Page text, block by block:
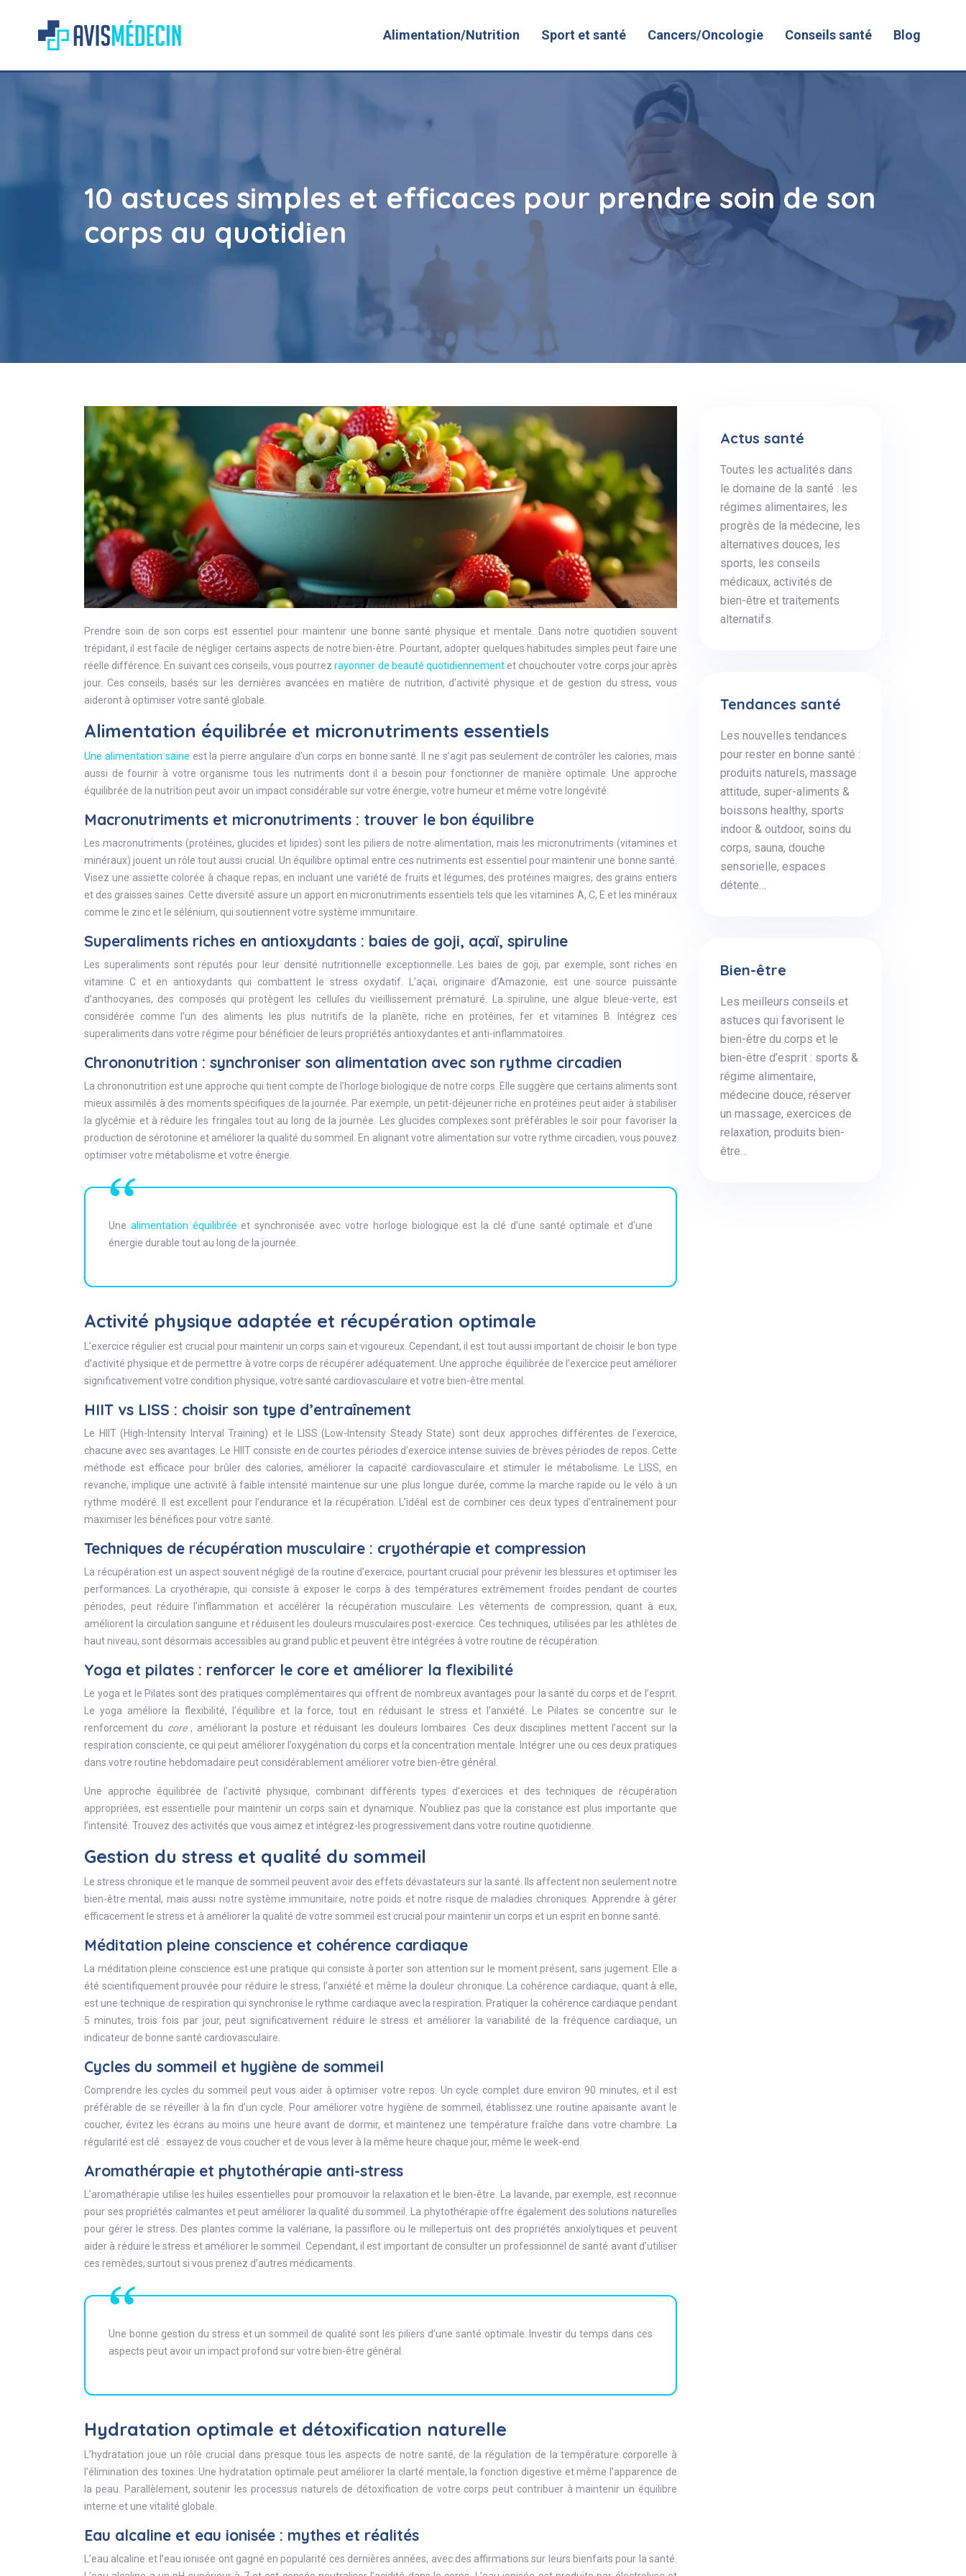
Alimentation/Nutrition Sport et santé Cancers/Oncologie Conseils santé Blog
10 astuces simples et efficaces pour prendre soin de son
corps au quotidien
Prendre soin de son corps est essentiel pour maintenir une bonne santé physique et mentale. Dans notre quotidien souvent
trépidant, il est facile de négliger certains aspects de notre bien-être. Pourtant, adopter quelques habitudes simples peut faire une
réelle différence. En suivant ces conseils, vous pourrezrayonner de beauté quotidiennementet chouchouter votre corps jour après
jour. Ces conseils, basés sur les dernières avancées en matière de nutrition, d’activité physique et de gestion du stress, vous
aideront à optimiser votre santé globale.
Alimentation équilibrée et micronutriments essentiels
Une alimentation saine est la pierre angulaire d’un corps en bonne santé. Il ne s’agit pas seulement de contrôler les calories, mais
aussi de fournir à votre organisme tous les nutriments dont il a besoin pour fonctionner de manière optimale. Une approche
équilibrée de la nutrition peut avoir un impact considérable sur votre énergie, votre humeur et même votre longévité.
Macronutriments et micronutriments : trouver le bon équilibre
Les macronutriments (protéines, glucides et lipides) sont les piliers de notre alimentation, mais les micronutriments (vitamines et
minéraux) jouent un rôle tout aussi crucial. Un équilibre optimal entre ces nutriments est essentiel pour maintenir une bonne santé.
Visez une assiette colorée à chaque repas, en incluant une variété de fruits et légumes, des protéines maigres, des grains entiers
et des graisses saines. Cette diversité assure un apport en micronutriments essentiels tels que les vitamines A, C, E et les minéraux
comme le zinc et le sélénium, qui soutiennent votre système immunitaire.
Superaliments riches en antioxydants : baies de goji, açaï, spiruline
Les superaliments sont réputés pour leur densité nutritionnelle exceptionnelle. Les baies de goji, par exemple, sont riches en
vitamine C et en antioxydants qui combattent le stress oxydatif. L’açaï, originaire d’Amazonie, est une source puissante
d’anthocyanes, des composés qui protègent les cellules du vieillissement prématuré. La spiruline, une algue bleue-verte, est
considérée comme l’un des aliments les plus nutritifs de la planète, riche en protéines, fer et vitamines B. Intégrez ces
superaliments dans votre régime pour bénéficier de leurs propriétés antioxydantes et anti-inflammatoires.
Chrononutrition : synchroniser son alimentation avec son rythme circadien
La chrononutrition est une approche qui tient compte de l’horloge biologique de notre corps. Elle suggère que certains aliments sont
mieux assimilés à des moments spécifiques de la journée. Par exemple, un petit-déjeuner riche en protéines peut aider à stabiliser
la glycémie et à réduire les fringales tout au long de la journée. Les glucides complexes sont préférables le soir pour favoriser la
production de sérotonine et améliorer la qualité du sommeil. En alignant votre alimentation sur votre rythme circadien, vous pouvez
optimiser votre métabolisme et votre énergie.
Une alimentation équilibrée et synchronisée avec votre horloge biologique est la clé d’une santé optimale et d’une
énergie durable tout au long de la journée.
Activité physique adaptée et récupération optimale
L’exercice régulier est crucial pour maintenir un corps sain et vigoureux. Cependant, il est tout aussi important de choisir le bon type
d’activité physique et de permettre à votre corps de récupérer adéquatement. Une approche équilibrée de l’exercice peut améliorer
significativement votre condition physique, votre santé cardiovasculaire et votre bien-être mental.
HIIT vs LISS : choisir son type d’entraînement
Le HIIT (High-Intensity Interval Training) et le LISS (Low-Intensity Steady State) sont deux approches différentes de l’exercice,
chacune avec ses avantages. Le HIIT consiste en de courtes périodes d’exercice intense suivies de brèves périodes de repos. Cette
méthode est efficace pour brûler des calories, améliorer la capacité cardiovasculaire et stimuler le métabolisme. Le LISS, en
revanche, implique une activité à faible intensité maintenue sur une plus longue durée, comme la marche rapide ou le vélo à un
rythme modéré. Il est excellent pour l’endurance et la récupération. L’idéal est de combiner ces deux types d’entraînement pour
maximiser les bénéfices pour votre santé.
Techniques de récupération musculaire : cryothérapie et compression
La récupération est un aspect souvent négligé de la routine d’exercice, pourtant crucial pour prévenir les blessures et optimiser les
performances. La cryothérapie, qui consiste à exposer le corps à des températures extrêmement froides pendant de courtes
périodes, peut réduire l’inflammation et accélérer la récupération musculaire. Les vêtements de compression, quant à eux,
améliorent la circulation sanguine et réduisent les douleurs musculaires post-exercice. Ces techniques, utilisées par les athlètes de
haut niveau, sont désormais accessibles au grand public et peuvent être intégrées à votre routine de récupération.
Yoga et pilates : renforcer le core et améliorer la flexibilité
Le yoga et le Pilates sont des pratiques complémentaires qui offrent de nombreux avantages pour la santé du corps et de l’esprit.
Le yoga améliore la flexibilité, l’équilibre et la force, tout en réduisant le stress et l’anxiété. Le Pilates se concentre sur le
renforcement du core, améliorant la posture et réduisant les douleurs lombaires. Ces deux disciplines mettent l’accent sur la
respiration consciente, ce qui peut améliorer l’oxygénation du corps et la concentration mentale. Intégrer une ou ces deux pratiques
dans votre routine hebdomadaire peut considérablement améliorer votre bien-être général.
Une approche équilibrée de l’activité physique, combinant différents types d’exercices et des techniques de récupération
appropriées, est essentielle pour maintenir un corps sain et dynamique. N’oubliez pas que la constance est plus importante que
l’intensité. Trouvez des activités que vous aimez et intégrez-les progressivement dans votre routine quotidienne.
Gestion du stress et qualité du sommeil
Le stress chronique et le manque de sommeil peuvent avoir des effets dévastateurs sur la santé. Ils affectent non seulement notre
bien-être mental, mais aussi notre système immunitaire, notre poids et notre risque de maladies chroniques. Apprendre à gérer
efficacement le stress et à améliorer la qualité de votre sommeil est crucial pour maintenir un corps et un esprit en bonne santé.
Méditation pleine conscience et cohérence cardiaque
La méditation pleine conscience est une pratique qui consiste à porter son attention sur le moment présent, sans jugement. Elle a
été scientifiquement prouvée pour réduire le stress, l’anxiété et même la douleur chronique. La cohérence cardiaque, quant à elle,
est une technique de respiration qui synchronise le rythme cardiaque avec la respiration. Pratiquer la cohérence cardiaque pendant
5 minutes, trois fois par jour, peut significativement réduire le stress et améliorer la variabilité de la fréquence cardiaque, un
indicateur de bonne santé cardiovasculaire.
Cycles du sommeil et hygiène de sommeil
Comprendre les cycles du sommeil peut vous aider à optimiser votre repos. Un cycle complet dure environ 90 minutes, et il est
préférable de se réveiller à la fin d’un cycle. Pour améliorer votre hygiène de sommeil, établissez une routine apaisante avant le
coucher, évitez les écrans au moins une heure avant de dormir, et maintenez une température fraîche dans votre chambre. La
régularité est clé : essayez de vous coucher et de vous lever à la même heure chaque jour, même le week-end.
Aromathérapie et phytothérapie anti-stress
L’aromathérapie utilise les huiles essentielles pour promouvoir la relaxation et le bien-être. La lavande, par exemple, est reconnue
pour ses propriétés calmantes et peut améliorer la qualité du sommeil. La phytothérapie offre également des solutions naturelles
pour gérer le stress. Des plantes comme la valériane, la passiflore ou le millepertuis ont des propriétés anxiolytiques et peuvent
aider à réduire le stress et améliorer le sommeil. Cependant, il est important de consulter un professionnel de santé avant d’utiliser
ces remèdes, surtout si vous prenez d’autres médicaments.
Une bonne gestion du stress et un sommeil de qualité sont les piliers d’une santé optimale. Investir du temps dans ces
aspects peut avoir un impact profond sur votre bien-être général.
Hydratation optimale et détoxification naturelle
L’hydratation joue un rôle crucial dans presque tous les aspects de notre santé, de la régulation de la température corporelle à
l’élimination des toxines. Une hydratation optimale peut améliorer la clarté mentale, la fonction digestive et même l’apparence de
la peau. Parallèlement, soutenir les processus naturels de détoxification de votre corps peut contribuer à maintenir un équilibre
interne et une vitalité globale.
Eau alcaline et eau ionisée : mythes et réalités
L’eau alcaline et l’eau ionisée ont gagné en popularité ces dernières années, avec des affirmations sur leurs bienfaits pour la santé.
Actus santé
Toutes les actualités dans
le domaine de la santé : les
régimes alimentaires, les
progrès de la médecine, les
alternatives douces, les
sports, les conseils
médicaux, activités de
bien-être et traitements
alternatifs.
Tendances santé
Les nouvelles tendances
pour rester en bonne santé :
produits naturels, massage
attitude, super-aliments &
boissons healthy, sports
indoor & outdoor, soins du
corps, sauna, douche
sensorielle, espaces
détente…
Bien-être
Les meilleurs conseils et
astuces qui favorisent le
bien-être du corps et le
bien-être d’esprit : sports &
régime alimentaire,
médecine douce, réserver
un massage, exercices de
relaxation, produits bien-
être…